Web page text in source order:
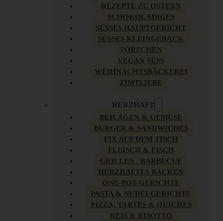
REZEPTE ZU OSTERN
SCHOKOLADIGES
SÜSSES HAUPTGERICHT
SÜSSES KLEINGEBÄCK
TÖRTCHEN
VEGAN SÜSS
WEIHNACHTSBÄCKEREI
ZIMTLIEBE
HERZHAFT
BEILAGEN & GEMÜSE
BURGER & SANDWICHES
FIX AUF DEM TISCH
FLEISCH & FISCH
GRILLEN / BARBECUE
HERZHAFTES BACKEN
ONE-POT-GERICHTE
PASTA & NUDELGERICHTE
PIZZA, TARTES & QUICHES
REIS & RISOTTO